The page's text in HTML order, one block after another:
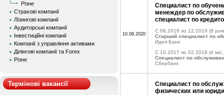
Різне
Страхові компанії
Лізингові компанії
Аудиторські компанії
Інвестиційні компанії
Компанії з управління активами
Ділінгові компанії та Forex
Різне
Термінові вакансії
10.08.2020
Специалист по
менеждер по
специалист по
C 08.2018 по 12.2019 (8
Старший специалист по
Идея Банк
C 10.2017 по 02.2018 (4
Специалист по
Сбербанк
Специалист по
физических или